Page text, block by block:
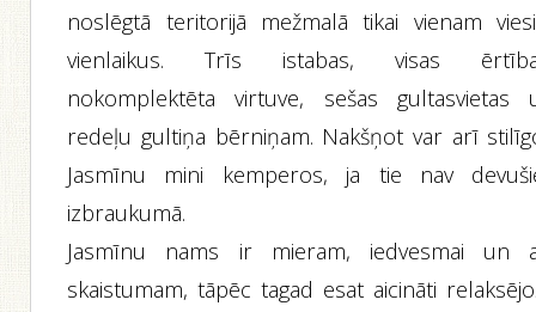
noslēgtā teritorijā mežmalā tikai vienam
vienlaikus. Trīs istabas, visas
nokomplektēta virtuve, sešas gultasvietas
redeļu gultiņa bērniņam. Nakšņot var arī
Jasmīnu mini kemperos, ja tie nav
izbraukumā.
Jasmīnu nams ir mieram, iedvesmai un
skaistumam, tāpēc tagad esat aicināti